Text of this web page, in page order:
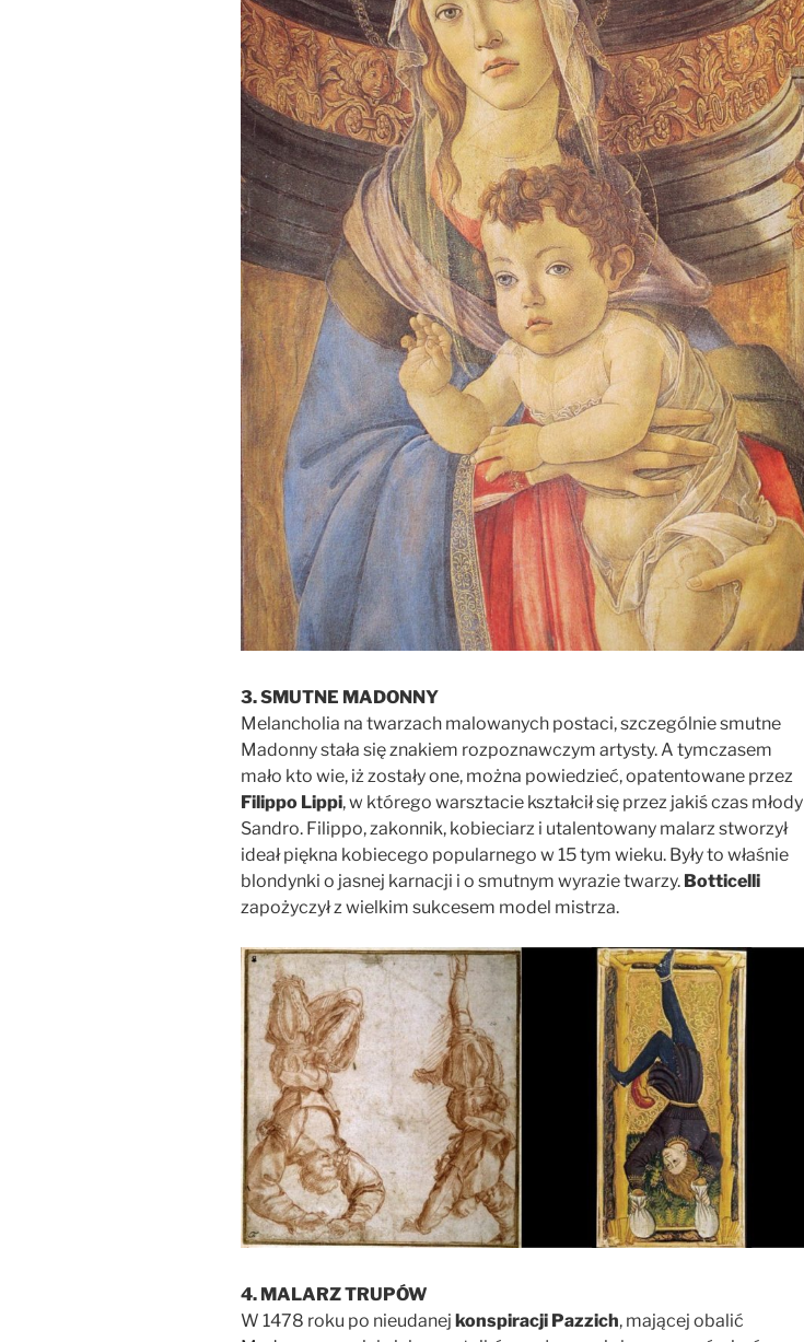
3. SMUTNE MADONNY
Melancholia na twarzach malowanych postaci, szczególnie smutne
Madonny stała się znakiem rozpoznawczym artysty. A tymczasem
mało kto wie, iż zostały one, można powiedzieć, opatentowane przez
Filippo Lippi, w którego warsztacie kształcił się przez jakiś czas młody
Sandro. Filippo, zakonnik, kobieciarz i utalentowany malarz stworzył
ideał piękna kobiecego popularnego w 15 tym wieku. Były to właśnie
blondynki o jasnej karnacji i o smutnym wyrazie twarzy. Botticelli
zapożyczył z wielkim sukcesem model mistrza.
4. MALARZ TRUPÓW
W 1478 roku po nieudanej konspiracji Pazzich, mającej obalić